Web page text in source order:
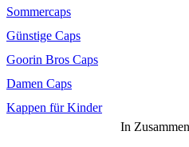
Sommercaps
Günstige Caps
Goorin Bros Caps
Damen Caps
Kappen für Kinder
In